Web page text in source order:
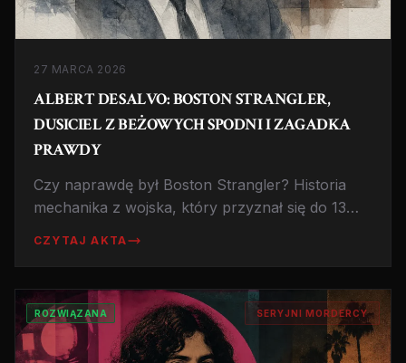
27 MARCA 2026
ALBERT DESALVO: BOSTON STRANGLER,
DUSICIEL Z BEŻOWYCH SPODNI I ZAGADKA
PRAWDY
Czy naprawdę był Boston Strangler? Historia
mechanika z wojska, który przyznał się do 13
CZYTAJ AKTA
ROZWIĄZANA SERYJNI MORDERCY